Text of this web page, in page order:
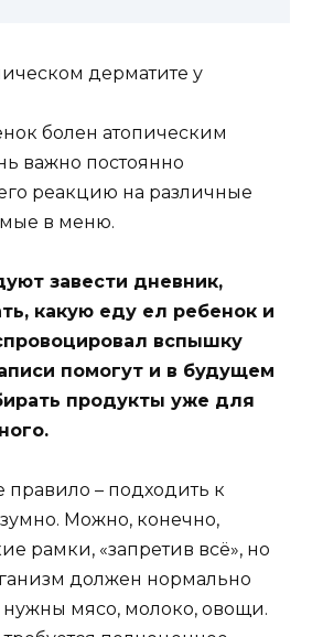
болен атопическим
важно постоянно
реакцию на различные
в меню.
завести дневник,
какую еду ел ребенок и
вспышку
помогут и в будущем
продукты уже для
– подходить к
Можно, конечно,
рамки, «запретив всё», но
должен нормально
нужны мясо, молоко, овощи.